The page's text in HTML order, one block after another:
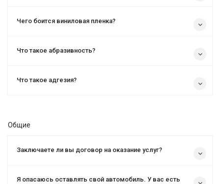
Чего боится виниловая пленка?
Что такое абразивность?
Что такое адгезия?
Общие
Заключаете ли вы договор на оказание услуг?
Я опасаюсь оставлять свой автомобиль. У вас есть